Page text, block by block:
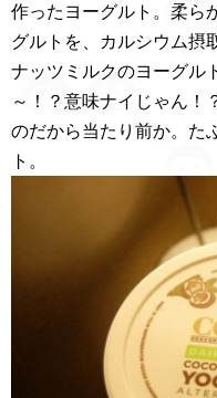
作ったヨーグルト。柔ら
グルトを、カルシウム摂
ナッツミルクのヨーグル
～！？意味ナイじゃん！
のだから当たり前か。た
ト。